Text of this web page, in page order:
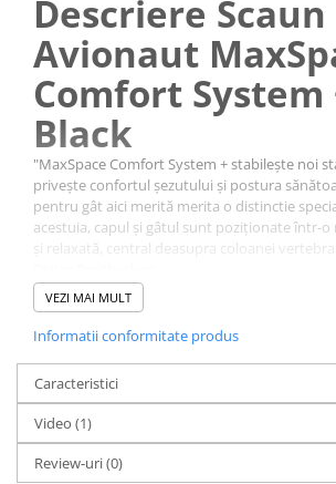
Descriere
Avionaut
Comfort System
Black
"MaxSpace Comfort System + stabilește noi
privește confortul șezutului și postura
pentru gât aici merită merita o distinctie
acestuia, capul și gâtul sunt poziționate într-o
și relaxată, central deasupra coloanei
VEZI MAI MULT
Informatii conformitate produs
Caracteristici
Video (1)
Review-uri(0)